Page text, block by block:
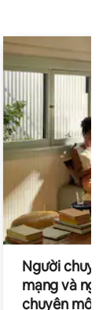
Người
mạng và
chuyên môn